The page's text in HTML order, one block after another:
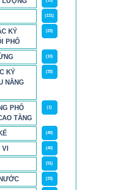
(131)
KÝ
PHỔ
(23)
(10)
KÝ
NĂNG
(33)
PHỔ
TẦNG
(1)
(40)
(40)
(51)
(33)